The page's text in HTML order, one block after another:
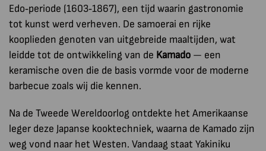
Edo‑periode (1603‑1867), een tijd waarin gastronomie
tot kunst werd verheven. De samoerai en rijke
kooplieden genoten van uitgebreide maaltijden, wat
leidde tot de ontwikkeling van de Kamado — een
keramische oven die de basis vormde voor de moderne
barbecue zoals wij die kennen.
Na de Tweede Wereldoorlog ontdekte het Amerikaanse
leger deze Japanse kooktechniek, waarna de Kamado zijn
weg vond naar het Westen. Vandaag staat Yakiniku